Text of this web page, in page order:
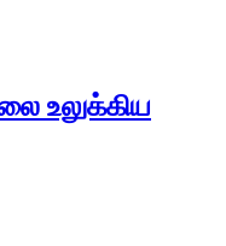
உலுக்கிய